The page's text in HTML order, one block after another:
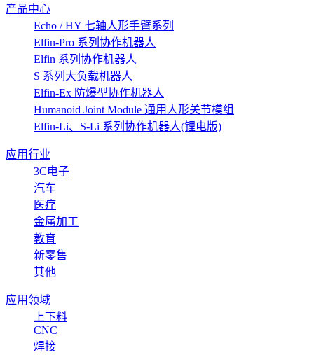
产品中心
Echo / HY 七轴人形手臂系列
Elfin-Pro 系列协作机器人
Elfin 系列协作机器人
S 系列大负载机器人
Elfin-Ex 防爆型协作机器人
Humanoid Joint Module 通用人形关节模组
Elfin-Li、S-Li 系列协作机器人(锂电版)
应用行业
3C电子
汽车
医疗
金属加工
教育
新零售
其他
应用领域
上下料
CNC
焊接